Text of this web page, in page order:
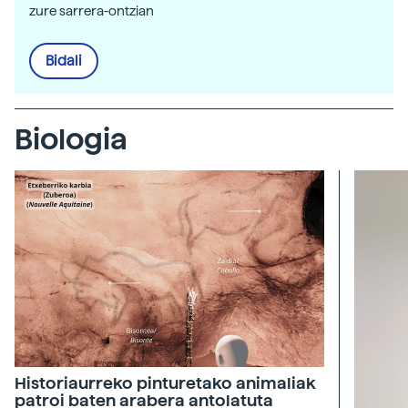
zure sarrera-ontzian
Bidali
Biologia
Historiaurreko pinturetako animaliak
patroi baten arabera antolatuta